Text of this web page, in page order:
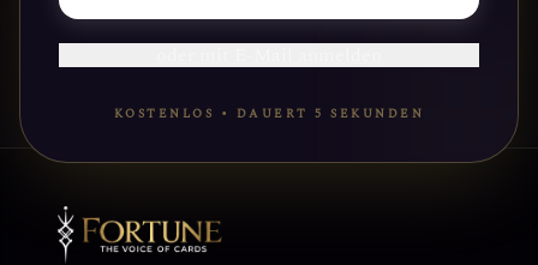
KOSTENLOS • DAUERT 5 SEKUNDEN